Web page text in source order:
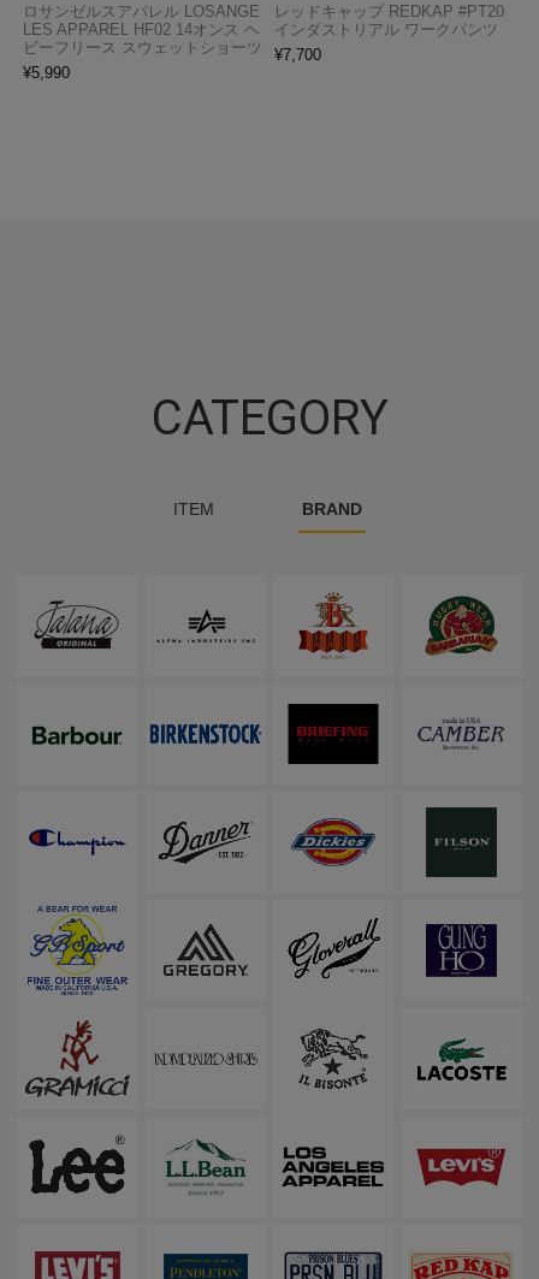
ロサンゼルスアパレル LOSANGE
LES APPAREL HF02 14オンス ヘ
ビーフリース スウェットショーツ
¥5,990
レッドキャップ REDKAP #PT20
インダストリアル ワークパンツ
¥7,700
CATEGORY
ITEM BRAND